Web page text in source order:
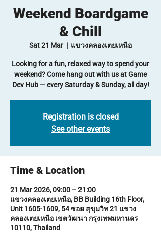
Weekend Boardgame
& Chill
Sat 21 Mar
  |
แขวงคลองเตยเหนือ
Looking for a fun, relaxed way to spend your
weekend? Come hang out with us at Game
Dev Hub — every Saturday & Sunday, all day!
Registration is closed
See other events
Time & Location
21 Mar 2026, 09:00 – 21:00
แขวงคลองเตยเหนือ, BB Building 16th Floor,
Unit 1605-1609, 54 ซอย สุขุมวิท 21 แขวง
คลองเตยเหนือ เขตวัฒนา กรุงเทพมหานคร
10110, Thailand